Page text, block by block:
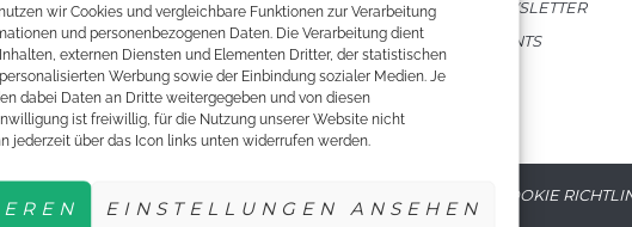
wir Cookies und vergleichbare Funktionen zur Verarbeitung
und personenbezogenen Daten. Die Verarbeitung dient
externen Diensten und Elementen Dritter, der statistischen
Werbung sowie der Einbindung sozialer Medien. Je
dabei Daten an Dritte weitergegeben und von diesen
ist freiwillig, für die Nutzung unserer Website nicht
jederzeit über das Icon links unten widerrufen werden.
EINSTELLUNGEN ANSEHEN
NEWSLETTER
EVENTS
COOKIE